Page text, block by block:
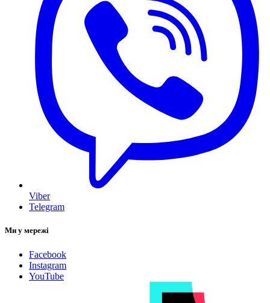
Viber
Telegram
Ми у мережі
Facebook
Instagram
YouTube